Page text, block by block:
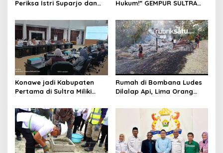
Periksa Istri Suparjo dan
Kasus Tambang Ilegal
Hukum!” GEMPUR SULTRA
Tanawali dan PT
Tadisangka, Siap Kuasai
Lahan Puuwatu
Konawe jadi Kabupaten
Pertama di Sultra Miliki
Digital, DPRD Restui
Anggaran Rp200 Juta
Rumah di Bombana Ludes
Dilalap Api, Lima Orang
Dunia